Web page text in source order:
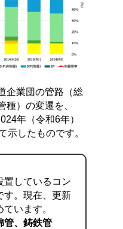
企業団の管路（総
種）の変遷を、
年（令和6年）
示したものです。
しているコン
す。現在、更新
います。
管、鋳鉄管